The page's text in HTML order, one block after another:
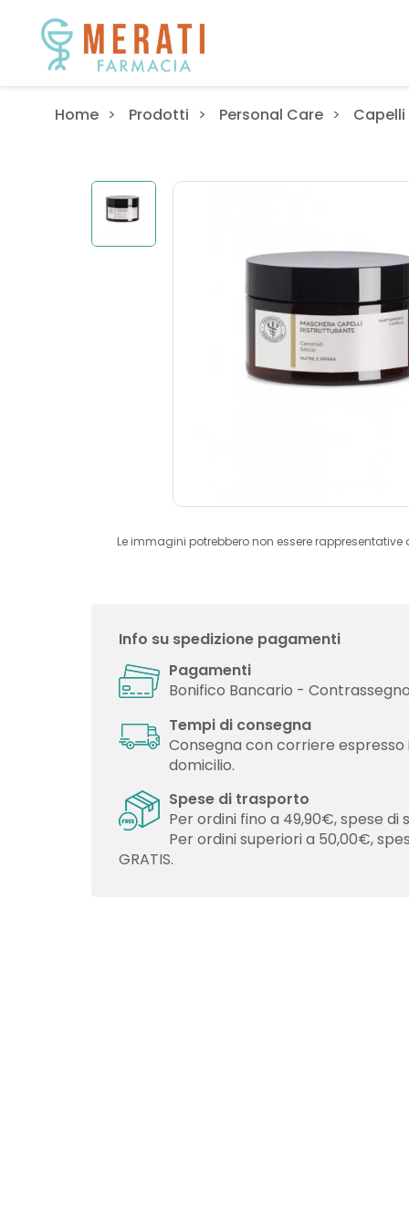
Home Prodotti Personal Care Capelli
Le immagini potrebbero non essere rappresentative
Info su spedizione pagamenti
Pagamenti
Bonifico Bancario -
Tempi di consegna
Consegna con corriere
domicilio.
Spese di trasporto
Per ordini fino a 49,90€, spese di
Per ordini superiori a 50,00€,
GRATIS.